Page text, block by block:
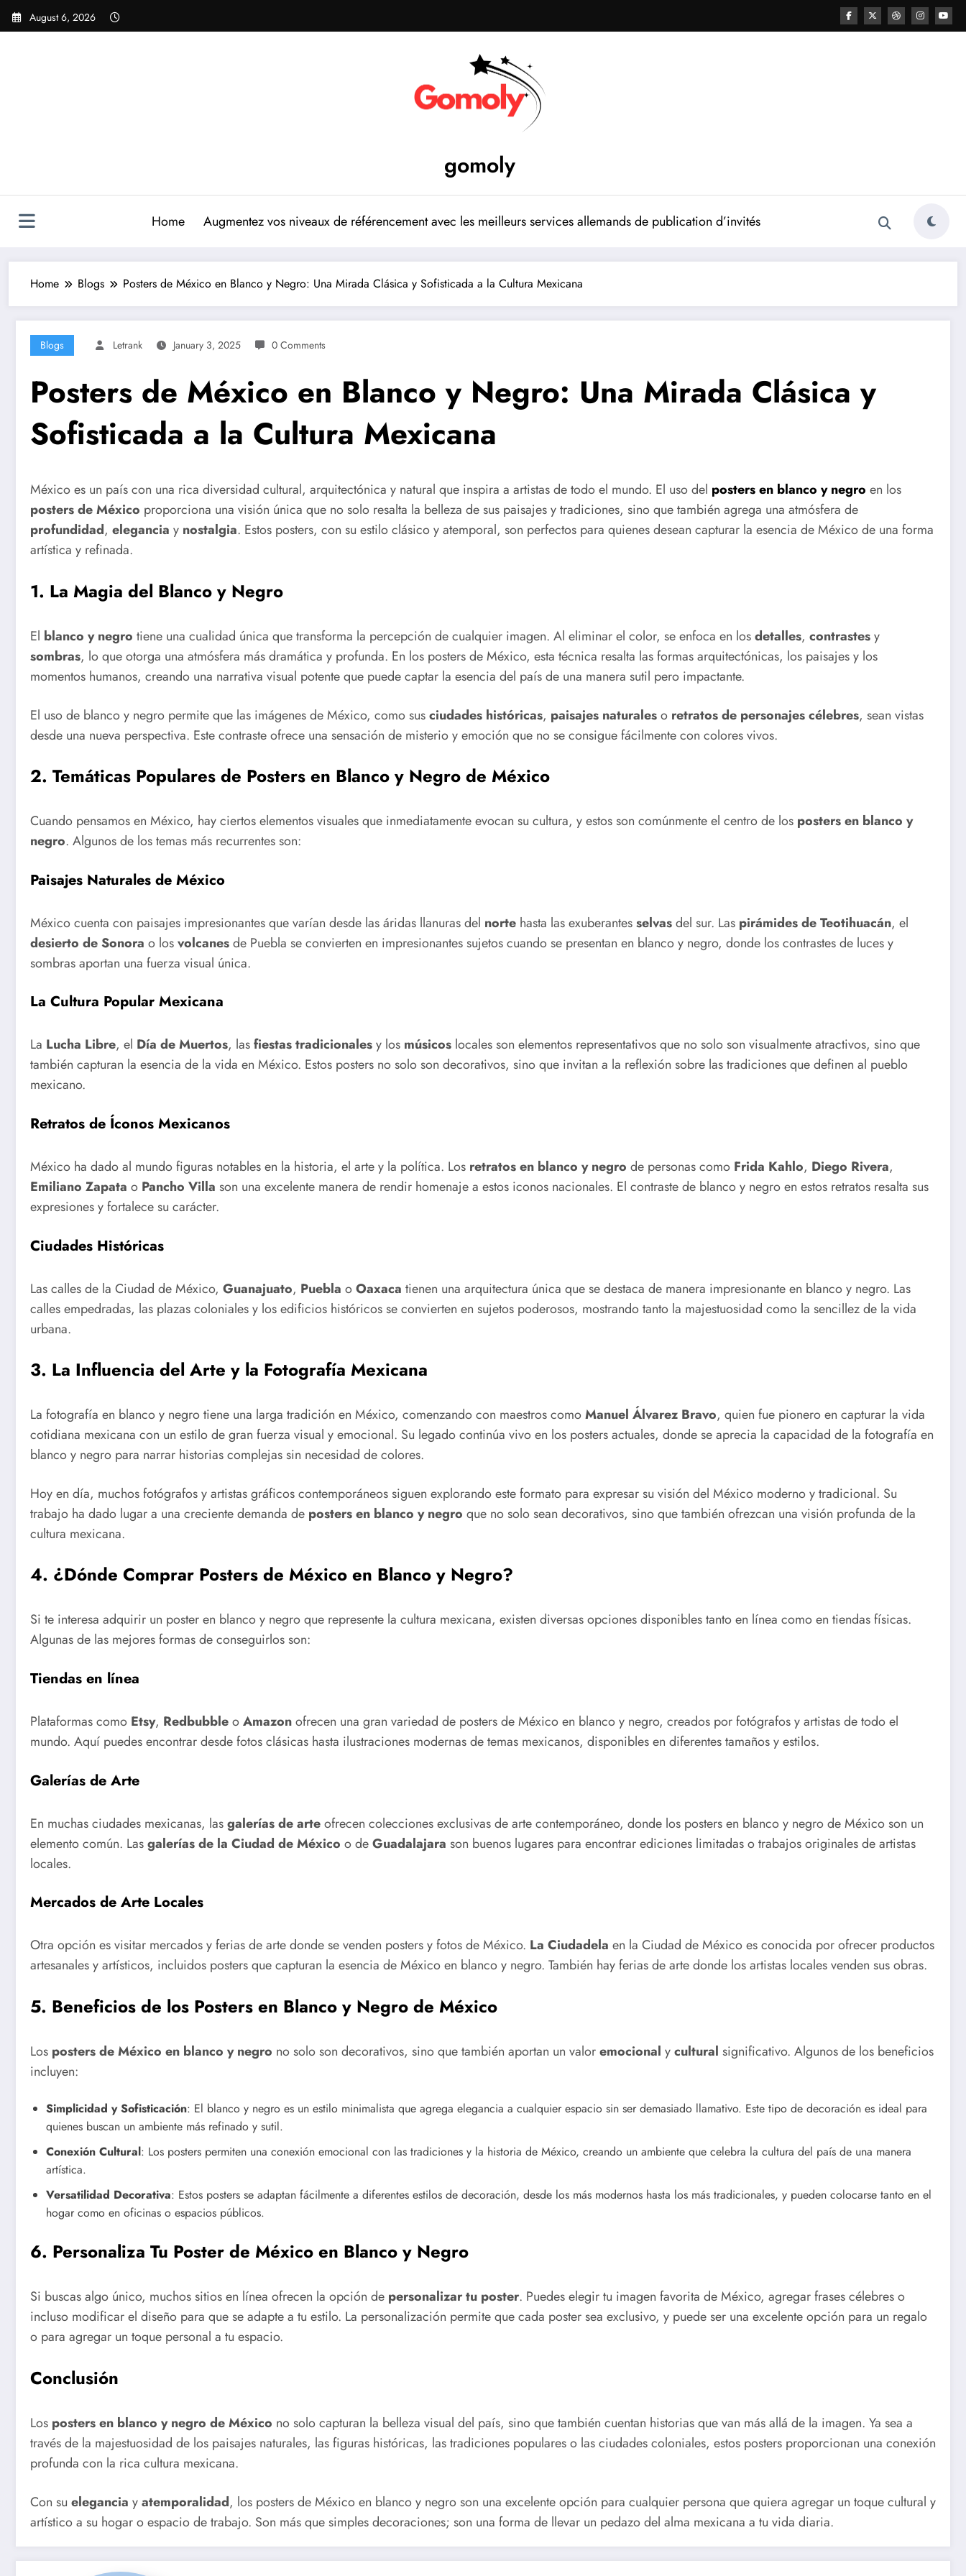
Skip
August 6, 2026
gomoly
Home Augmentez vos niveaux de référencement avec les meilleurs services allemands de publication d’invités
Home Blogs Posters de México en Blanco y Negro: Una Mirada Clásica y Sofisticada a la Cultura Mexicana
Blogs Letrank January 3, 2025 0 Comments
Posters de México en Blanco y Negro: Una Mirada Clásica y
Sofisticada a la Cultura Mexicana
México es un país con una rica diversidad cultural, arquitectónica y natural que inspira a artistas de todo el mundo. El uso del posters en blanco y negro en los
posters de México proporciona una visión única que no solo resalta la belleza de sus paisajes y tradiciones, sino que también agrega una atmósfera de
profundidad, elegancia y nostalgia. Estos posters, con su estilo clásico y atemporal, son perfectos para quienes desean capturar la esencia de México de una forma
artística y refinada.
1. La Magia del Blanco y Negro
El blanco y negro tiene una cualidad única que transforma la percepción de cualquier imagen. Al eliminar el color, se enfoca en losdetalles, contrastesy
sombras, lo que otorga una atmósfera más dramática y profunda. En los posters de México, esta técnica resalta las formas arquitectónicas, los paisajes y los
momentos humanos, creando una narrativa visual potente que puede captar la esencia del país de una manera sutil pero impactante.
El uso de blanco y negro permite que las imágenes de México, como susciudades históricas, paisajes naturaleso retratos de personajes célebres, sean vistas
desde una nueva perspectiva. Este contraste ofrece una sensación de misterio y emoción que no se consigue fácilmente con colores vivos.
2. Temáticas Populares de Posters en Blanco y Negro de México
Cuando pensamos en México, hay ciertos elementos visuales que inmediatamente evocan su cultura, y estos son comúnmente el centro de los posters en blanco y
negro. Algunos de los temas más recurrentes son:
Paisajes Naturales de México
México cuenta con paisajes impresionantes que varían desde las áridas llanuras del norte hasta las exuberantesselvasdel sur. Las pirámides de Teotihuacán, el
desierto de Sonora o losvolcanesde Puebla se convierten en impresionantes sujetos cuando se presentan en blanco y negro, donde los contrastes de luces y
sombras aportan una fuerza visual única.
La Cultura Popular Mexicana
La Lucha Libre, el Día de Muertos, lasfiestas tradicionalesy los músicos locales son elementos representativos que no solo son visualmente atractivos, sino que
también capturan la esencia de la vida en México. Estos posters no solo son decorativos, sino que invitan a la reflexión sobre las tradiciones que definen al pueblo
mexicano.
Retratos de Íconos Mexicanos
México ha dado al mundo figuras notables en la historia, el arte y la política. Los retratos en blanco y negro de personas como Frida Kahlo, Diego Rivera,
Emiliano Zapata o Pancho Villa son una excelente manera de rendir homenaje a estos iconos nacionales. El contraste de blanco y negro en estos retratos resalta sus
expresiones y fortalece su carácter.
Ciudades Históricas
Las calles de la Ciudad de México, Guanajuato, Puebla oOaxaca tienen una arquitectura única que se destaca de manera impresionante en blanco y negro. Las
calles empedradas, las plazas coloniales y los edificios históricos se convierten en sujetos poderosos, mostrando tanto la majestuosidad como la sencillez de la vida
urbana.
3. La Influencia del Arte y la Fotografía Mexicana
La fotografía en blanco y negro tiene una larga tradición en México, comenzando con maestros comoManuel Álvarez Bravo, quien fue pionero en capturar la vida
cotidiana mexicana con un estilo de gran fuerza visual y emocional. Su legado continúa vivo en los posters actuales, donde se aprecia la capacidad de la fotografía en
blanco y negro para narrar historias complejas sin necesidad de colores.
Hoy en día, muchos fotógrafos y artistas gráficos contemporáneos siguen explorando este formato para expresar su visión del México moderno y tradicional. Su
trabajo ha dado lugar a una creciente demanda de posters en blanco y negro que no solo sean decorativos, sino que también ofrezcan una visión profunda de la
cultura mexicana.
4. ¿Dónde Comprar Posters de México en Blanco y Negro?
Si te interesa adquirir un poster en blanco y negro que represente la cultura mexicana, existen diversas opciones disponibles tanto en línea como en tiendas físicas.
Algunas de las mejores formas de conseguirlos son:
Tiendas en línea
Plataformas como Etsy, RedbubbleoAmazonofrecen una gran variedad de posters de México en blanco y negro, creados por fotógrafos y artistas de todo el
mundo. Aquí puedes encontrar desde fotos clásicas hasta ilustraciones modernas de temas mexicanos, disponibles en diferentes tamaños y estilos.
Galerías de Arte
En muchas ciudades mexicanas, lasgalerías de arteofrecen colecciones exclusivas de arte contemporáneo, donde los posters en blanco y negro de México son un
elemento común. Lasgalerías de la Ciudad de México o deGuadalajara son buenos lugares para encontrar ediciones limitadas o trabajos originales de artistas
locales.
Mercados de Arte Locales
Otra opción es visitar mercados y ferias de arte donde se venden posters y fotos de México. La Ciudadela en la Ciudad de México es conocida por ofrecer productos
artesanales y artísticos, incluidos posters que capturan la esencia de México en blanco y negro. También hay ferias de arte donde los artistas locales venden sus obras.
5. Beneficios de los Posters en Blanco y Negro de México
Los posters de México en blanco y negro no solo son decorativos, sino que también aportan un valoremocional ycultural significativo. Algunos de los beneficios
incluyen:
Simplicidad y Sofisticación: El blanco y negro es un estilo minimalista que agrega elegancia a cualquier espacio sin ser demasiado llamativo. Este tipo de decoración es ideal para
quienes buscan un ambiente más refinado y sutil.
Conexión Cultural: Los posters permiten una conexión emocional con las tradiciones y la historia de México, creando un ambiente que celebra la cultura del país de una manera
artística.
Versatilidad Decorativa: Estos posters se adaptan fácilmente a diferentes estilos de decoración, desde los más modernos hasta los más tradicionales, y pueden colocarse tanto en el
hogar como en oficinas o espacios públicos.
6. Personaliza Tu Poster de México en Blanco y Negro
Si buscas algo único, muchos sitios en línea ofrecen la opción de personalizar tu poster. Puedes elegir tu imagen favorita de México, agregar frases célebres o
incluso modificar el diseño para que se adapte a tu estilo. La personalización permite que cada poster sea exclusivo, y puede ser una excelente opción para un regalo
o para agregar un toque personal a tu espacio.
Conclusión
Los posters en blanco y negro de México no solo capturan la belleza visual del país, sino que también cuentan historias que van más allá de la imagen. Ya sea a
través de la majestuosidad de los paisajes naturales, las figuras históricas, las tradiciones populares o las ciudades coloniales, estos posters proporcionan una conexión
profunda con la rica cultura mexicana.
Con su elegancia yatemporalidad, los posters de México en blanco y negro son una excelente opción para cualquier persona que quiera agregar un toque cultural y
artístico a su hogar o espacio de trabajo. Son más que simples decoraciones; son una forma de llevar un pedazo del alma mexicana a tu vida diaria.